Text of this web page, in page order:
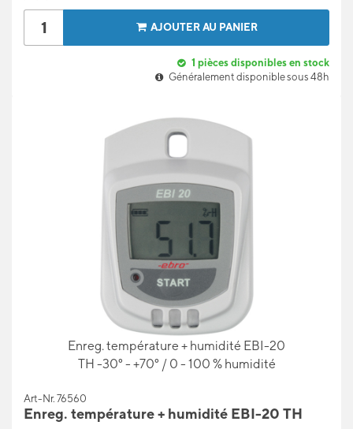
AJOUTER AU PANIER
1 pièces disponibles en stock
Généralement disponible sous 48h
Enreg. température + humidité EBI-20
TH -30° - +70° / 0 - 100 % humidité
Art-Nr. 76560
Enreg. température + humidité EBI-20 TH